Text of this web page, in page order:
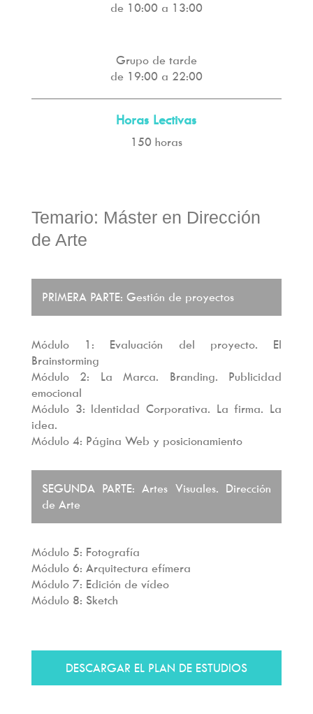
de 10:00 a 13:00
Grupo de tarde
de 19:00 a 22:00
Horas Lectivas
150 horas
Temario: Máster en Dirección
de Arte
PRIMERA PARTE: Gestión de proyectos
Módulo 1: Evaluación del proyecto. El
Brainstorming
Módulo 2: La Marca. Branding. Publicidad
emocional
Módulo 3: Identidad Corporativa. La firma. La
idea.
Módulo 4: Página Web y posicionamiento
SEGUNDA PARTE: Artes Visuales. Dirección
de Arte
Módulo 5: Fotografía
Módulo 6: Arquitectura efímera
Módulo 7: Edición de vídeo
Módulo 8: Sketch
DESCARGAR EL PLAN DE ESTUDIOS